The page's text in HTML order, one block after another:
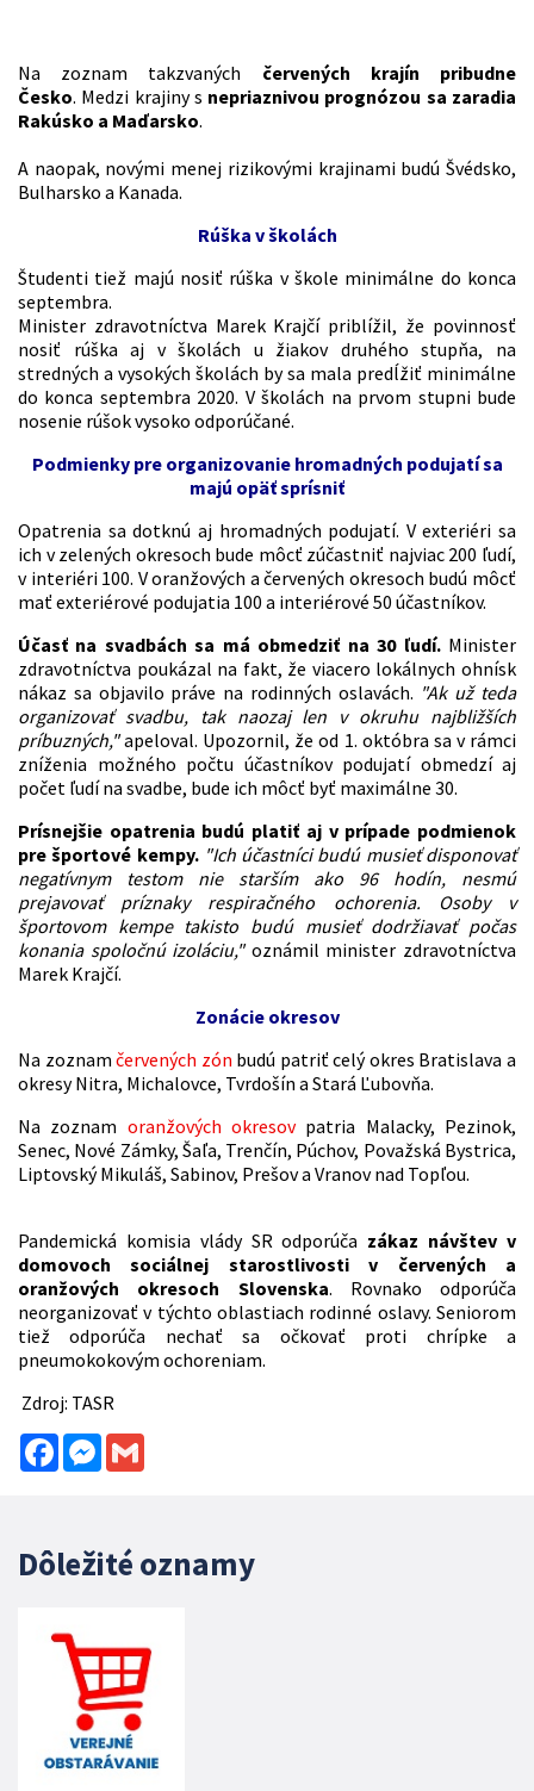
Na zoznam takzvaných červených krajín pribudne
Česko. Medzi krajiny s nepriaznivou prognózou sa zaradia
Rakúsko a Maďarsko.
A naopak, novými menej rizikovými krajinami budú Švédsko,
Bulharsko a Kanada.
Rúška v školách
Študenti tiež majú nosiť rúška v škole minimálne do konca
septembra.
Minister zdravotníctva Marek Krajčí priblížil, že povinnosť
nosiť rúška aj v školách u žiakov druhého stupňa, na
stredných a vysokých školách by sa mala predĺžiť minimálne
do konca septembra 2020. V školách na prvom stupni bude
nosenie rúšok vysoko odporúčané.
Podmienky pre organizovanie hromadných podujatí sa
majú opäť sprísniť
Opatrenia sa dotknú aj hromadných podujatí. V exteriéri sa
ich v zelených okresoch bude môcť zúčastniť najviac 200 ľudí,
v interiéri 100. V oranžových a červených okresoch budú môcť
mať exteriérové podujatia 100 a interiérové 50 účastníkov.
Účasť na svadbách sa má obmedziť na 30 ľudí.Minister
zdravotníctva poukázal na fakt, že viacero lokálnych ohnísk
nákaz sa objavilo práve na rodinných oslavách. "Ak už teda
organizovať svadbu, tak naozaj len v okruhu najbližších
príbuzných,"apeloval. Upozornil, že od 1. októbra sa v rámci
zníženia možného počtu účastníkov podujatí obmedzí aj
počet ľudí na svadbe, bude ich môcť byť maximálne 30.
Prísnejšie opatrenia budú platiť aj v prípade podmienok
pre športové kempy. "Ich účastníci budú musieť disponovať
negatívnym testom nie starším ako 96 hodín, nesmú
prejavovať príznaky respiračného ochorenia. Osoby v
športovom kempe takisto budú musieť dodržiavať počas
konania spoločnú izoláciu,"oznámil minister zdravotníctva
Marek Krajčí.
Zonácie okresov
Na zoznamčervených zón budú patriť celý okres Bratislava a
okresy Nitra, Michalovce, Tvrdošín a Stará Ľubovňa.
Na zoznam oranžových okresovpatria Malacky, Pezinok,
Senec, Nové Zámky, Šaľa, Trenčín, Púchov, Považská Bystrica,
Liptovský Mikuláš, Sabinov, Prešov a Vranov nad Topľou.
Pandemická komisia vlády SR odporúča zákaz návštev v
domovoch sociálnej starostlivosti v červených a
oranžových okresoch Slovenska. Rovnako odporúča
neorganizovať v týchto oblastiach rodinné oslavy. Seniorom
tiež odporúča nechať sa očkovať proti chrípke a
pneumokokovým ochoreniam.
Zdroj: TASR
FacebookMessenger
Dôležité oznamy